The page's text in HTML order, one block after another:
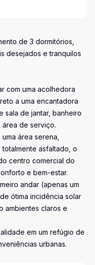
de 3 dormitórios,
desejados e tranquilos
com uma acolhedora
a uma encantadora
sala de jantar, banheiro
de serviço.
área serena,
asfaltado, o
centro comercial do
e bem-estar.
andar (apenas um
ótima incidência solar
ambientes claros e
em um refúgio de
urbanas.